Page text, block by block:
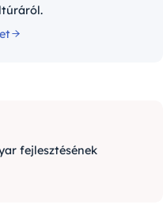
fejlesztésének